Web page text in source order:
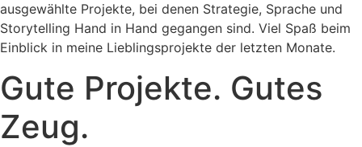
ausgewählte Projekte, bei denen Strategie, Sprache und
Storytelling Hand in Hand gegangen sind. Viel Spaß beim
Einblick in meine Lieblingsprojekte der letzten Monate.
Gute Projekte. Gutes
Zeug.